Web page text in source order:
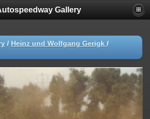
Gallery
/ Heinz und Wolfgang Gerigk /